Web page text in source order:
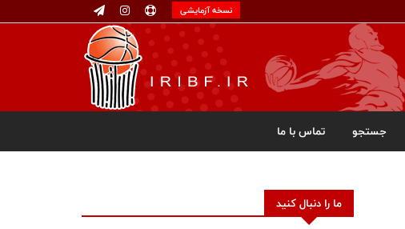
نسخه آزمایشی
جستجو تماس با ما
ما را دنبال کنید